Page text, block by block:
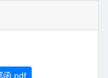
函.pdf